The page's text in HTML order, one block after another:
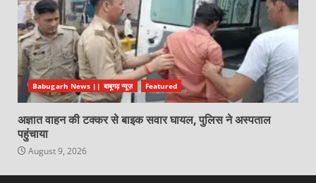
Babugarh News || बाबूगढ़ न्यूज़ Featured
अज्ञात वाहन की टक्कर से बाइक सवार घायल, पुलिस ने अस्पताल
पहुंचाया
August 9, 2026